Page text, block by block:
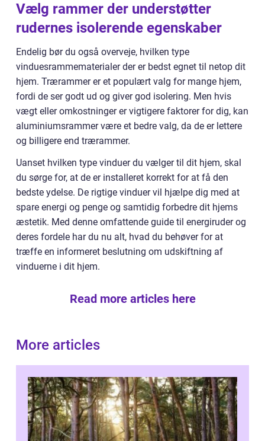
Vælg rammer der understøtter
rudernes isolerende egenskaber
Endelig bør du også overveje, hvilken type
vinduesrammematerialer der er bedst egnet til netop dit
hjem. Trærammer er et populært valg for mange hjem,
fordi de ser godt ud og giver god isolering. Men hvis
vægt eller omkostninger er vigtigere faktorer for dig, kan
aluminiumsrammer være et bedre valg, da de er lettere
og billigere end trærammer.
Uanset hvilken type vinduer du vælger til dit hjem, skal
du sørge for, at de er installeret korrekt for at få den
bedste ydelse. De rigtige vinduer vil hjælpe dig med at
spare energi og penge og samtidig forbedre dit hjems
æstetik. Med denne omfattende guide til energiruder og
deres fordele har du nu alt, hvad du behøver for at
træffe en informeret beslutning om udskiftning af
vinduerne i dit hjem.
Read more articles here
More articles